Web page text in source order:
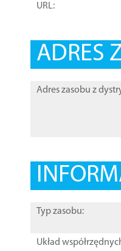
URL:
ADRES
Adres zasobu z
Typ zasobu:
Układ